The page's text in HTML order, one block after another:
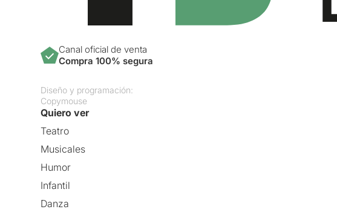
Canal oficial de venta
Compra 100% segura
Diseño y programación:
Copymouse
Quiero ver
Teatro
Musicales
Humor
Infantil
Danza